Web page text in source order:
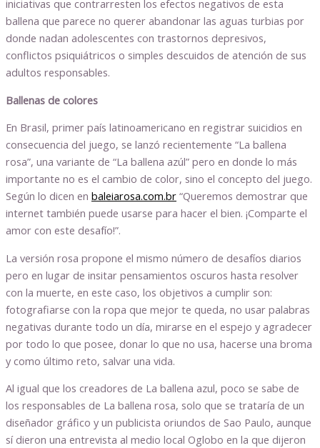
iniciativas que contrarresten los efectos negativos de esta
ballena que parece no querer abandonar las aguas turbias por
donde nadan adolescentes con trastornos depresivos,
conflictos psiquiátricos o simples descuidos de atención de sus
adultos responsables.
Ballenas de colores
En Brasil, primer país latinoamericano en registrar suicidios en
consecuencia del juego, se lanzó recientemente “La ballena
rosa”, una variante de “La ballena azúl” pero en donde lo más
importante no es el cambio de color, sino el concepto del juego.
Según lo dicen en baleiarosa.com.br “Queremos demostrar que
internet también puede usarse para hacer el bien. ¡Comparte el
amor con este desafío!”.
La versión rosa propone el mismo número de desafíos diarios
pero en lugar de insitar pensamientos oscuros hasta resolver
con la muerte, en este caso, los objetivos a cumplir son:
fotografiarse con la ropa que mejor te queda, no usar palabras
negativas durante todo un día, mirarse en el espejo y agradecer
por todo lo que posee, donar lo que no usa, hacerse una broma
y como último reto, salvar una vida.
Al igual que los creadores de La ballena azul, poco se sabe de
los responsables de La ballena rosa, solo que se trataría de un
diseñador gráfico y un publicista oriundos de Sao Paulo, aunque
sí dieron una entrevista al medio local Oglobo en la que dijeron